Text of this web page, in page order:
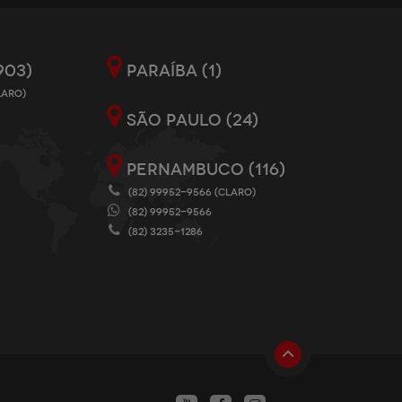
PARAÍBA (1)
SÃO PAULO (24)
PERNAMBUCO (116)
(82) 99952-9566 (CLARO)
(82) 99952-9566
(82) 3235-1286